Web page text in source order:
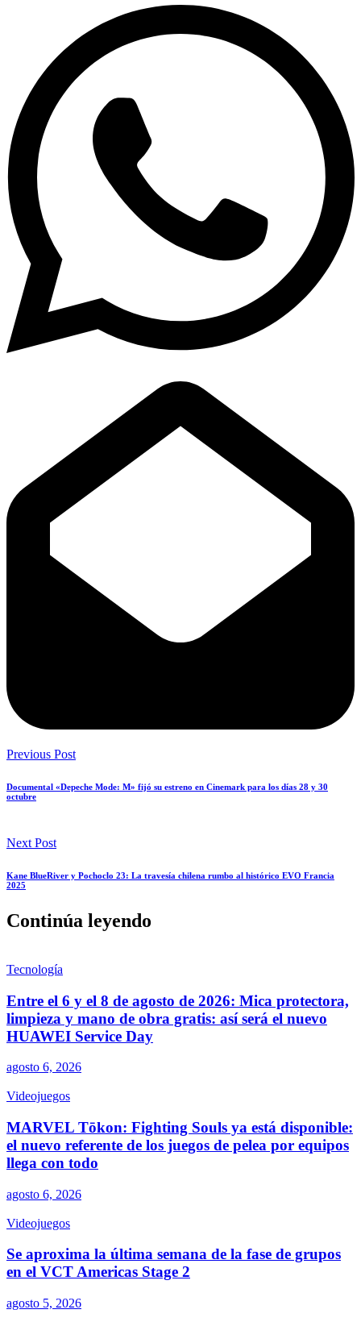
Previous Post
Documental «Depeche Mode: M» fijó su estreno en Cinemark para los días 28 y 30
octubre
Next Post
Kane BlueRiver y Pochoclo 23: La travesía chilena rumbo al histórico EVO Francia
2025
Continúa leyendo
Tecnología
Entre el 6 y el 8 de agosto de 2026: Mica protectora,
limpieza y mano de obra gratis: así será el nuevo
HUAWEI Service Day
agosto 6, 2026
Videojuegos
MARVEL Tōkon: Fighting Souls ya está disponible:
el nuevo referente de los juegos de pelea por equipos
llega con todo
agosto 6, 2026
Videojuegos
Se aproxima la última semana de la fase de grupos
en el VCT Americas Stage 2
agosto 5, 2026